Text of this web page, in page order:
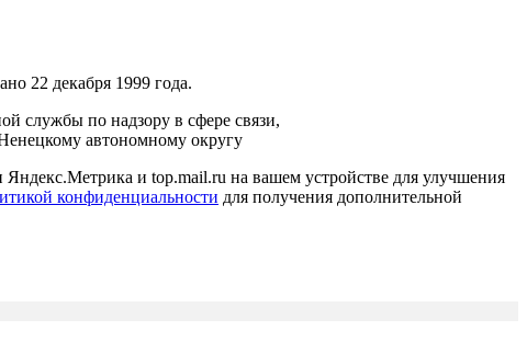
22 декабря 1999 года.
службы по надзору в сфере связи,
автономному округу
и top.mail.ru на вашем устройстве для улучшения
конфиденциальности для получения дополнительной